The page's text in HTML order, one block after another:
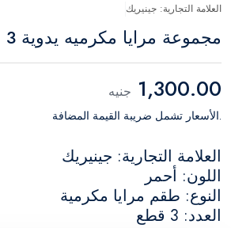
العلامة التجارية: جينيريك
مجموعة مرايا مكرميه يدوية 3 قطع - أحمر
1,300.00 جنيه
.الأسعار تشمل ضريبة القيمة المضافة
العلامة التجارية: جينيريك
اللون: أحمر
النوع: طقم مرايا مكرمية
العدد: 3 قطع